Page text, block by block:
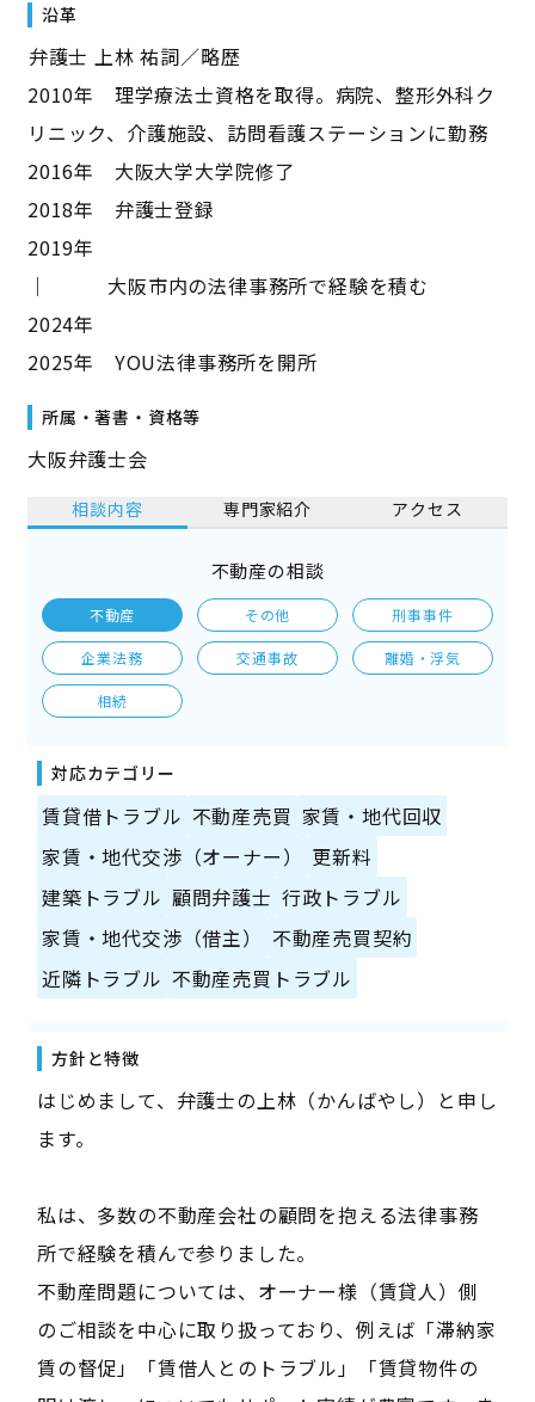
沿革
――弁護士 上林 祐詞／略歴――
2010年 理学療法士資格を取得。病院、整形外科ク
リニック、介護施設、訪問看護ステーションに勤務
2016年 大阪大学大学院修了
2018年 弁護士登録
2019年
｜ 大阪市内の法律事務所で経験を積む
2024年
2025年 YOU法律事務所を開所
所属・著書・資格等
大阪弁護士会
相談内容 専門家紹介 アクセス
不動産の相談
不動産 その他 刑事事件
企業法務 交通事故 離婚・浮気
相続
対応カテゴリー
賃貸借トラブル 不動産売買 家賃・地代回収
家賃・地代交渉（オーナー）
更新料
建築トラブル 顧問弁護士 行政トラブル
家賃・地代交渉（借主）
不動産売買契約
近隣トラブル 不動産売買トラブル
方針と特徴
はじめまして、弁護士の上林（かんばやし）と申し
ます。
私は、多数の不動産会社の顧問を抱える法律事務
所で経験を積んで参りました。
不動産問題については、オーナー様（賃貸人）側
のご相談を中心に取り扱っており、例えば「滞納家
賃の督促」「賃借人とのトラブル」「賃貸物件の